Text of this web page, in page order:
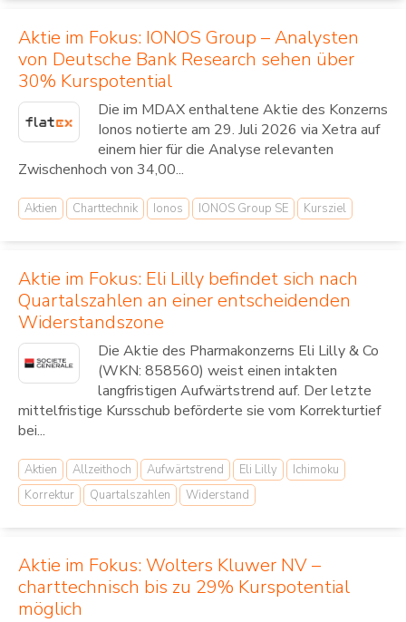
Aktie im Fokus: IONOS Group – Analysten
von Deutsche Bank Research sehen über
30% Kurspotential
Die im MDAX enthaltene Aktie des Konzerns
Ionos notierte am 29. Juli 2026 via Xetra auf
einem hier für die Analyse relevanten
Zwischenhoch von 34,00...
Aktien Charttechnik Ionos IONOS Group SE Kursziel
Aktie im Fokus: Eli Lilly befindet sich nach
Quartalszahlen an einer entscheidenden
Widerstandszone
Die Aktie des Pharmakonzerns Eli Lilly & Co
(WKN: 858560) weist einen intakten
langfristigen Aufwärtstrend auf. Der letzte
mittelfristige Kursschub beförderte sie vom Korrekturtief
bei...
Aktien Allzeithoch Aufwärtstrend Eli Lilly
Ichimoku
Korrektur
Quartalszahlen Widerstand
Aktie im Fokus: Wolters Kluwer NV –
charttechnisch bis zu 29% Kurspotential
möglich